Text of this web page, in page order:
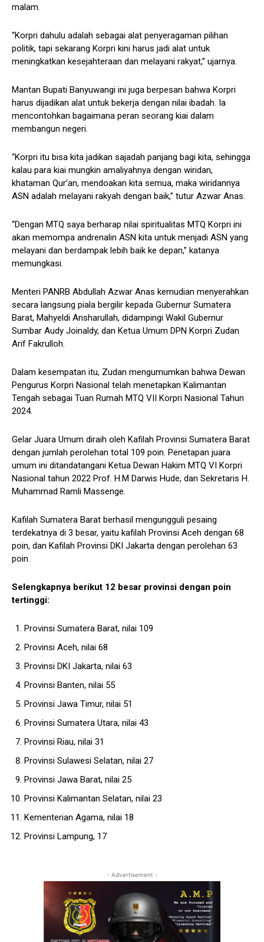
malam.
“Korpri dahulu adalah sebagai alat penyeragaman pilihan
politik, tapi sekarang Korpri kini harus jadi alat untuk
meningkatkan kesejahteraan dan melayani rakyat,” ujarnya.
Mantan Bupati Banyuwangi ini juga berpesan bahwa Korpri
harus dijadikan alat untuk bekerja dengan nilai ibadah. Ia
mencontohkan bagaimana peran seorang kiai dalam
membangun negeri.
“Korpri itu bisa kita jadikan sajadah panjang bagi kita, sehingga
kalau para kiai mungkin amaliyahnya dengan wiridan,
khataman Qur’an, mendoakan kita semua, maka wiridannya
ASN adalah melayani rakyah dengan baik,” tutur Azwar Anas.
“Dengan MTQ saya berharap nilai spiritualitas MTQ Korpri ini
akan memompa andrenalin ASN kita untuk menjadi ASN yang
melayani dan berdampak lebih baik ke depan,” katanya
memungkasi.
Menteri PANRB Abdullah Azwar Anas kemudian menyerahkan
secara langsung piala bergilir kepada Gubernur Sumatera
Barat, Mahyeldi Ansharullah, didampingi Wakil Gubernur
Sumbar Audy Joinaldy, dan Ketua Umum DPN Korpri Zudan
Arif Fakrulloh.
Dalam kesempatan itu, Zudan mengumumkan bahwa Dewan
Pengurus Korpri Nasional telah menetapkan Kalimantan
Tengah sebagai Tuan Rumah MTQ VII Korpri Nasional Tahun
2024.
Gelar Juara Umum diraih oleh Kafilah Provinsi Sumatera Barat
dengan jumlah perolehan total 109 poin. Penetapan juara
umum ini ditandatangani Ketua Dewan Hakim MTQ VI Korpri
Nasional tahun 2022 Prof. H.M Darwis Hude, dan Sekretaris H.
Muhammad Ramli Massenge.
Kafilah Sumatera Barat berhasil mengungguli pesaing
terdekatnya di 3 besar, yaitu kafilah Provinsi Aceh dengan 68
poin, dan Kafilah Provinsi DKI Jakarta dengan perolehan 63
poin.
Selengkapnya berikut 12 besar provinsi dengan poin
tertinggi:
Provinsi Sumatera Barat, nilai 109
Provinsi Aceh, nilai 68
Provinsi DKI Jakarta, nilai 63
Provinsi Banten, nilai 55
Provinsi Jawa Timur, nilai 51
Provinsi Sumatera Utara, nilai 43
Provinsi Riau, nilai 31
Provinsi Sulawesi Selatan, nilai 27
Provinsi Jawa Barat, nilai 25
Provinsi Kalimantan Selatan, nilai 23
Kementerian Agama, nilai 18
Provinsi Lampung, 17
- Advertisement -